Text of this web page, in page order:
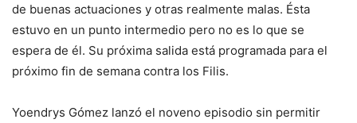
de buenas actuaciones y otras realmente malas. Ésta
estuvo en un punto intermedio pero no es lo que se
espera de él. Su próxima salida está programada para el
próximo fin de semana contra los Filis.
Yoendrys Gómez lanzó el noveno episodio sin permitir